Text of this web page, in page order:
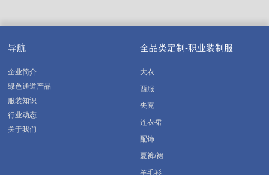
导航
企业简介
绿色通道产品
服装知识
行业动态
关于我们
全品类定制-职业装制服
大衣
西服
夹克
连衣裙
配饰
夏裤/裙
羊毛衫